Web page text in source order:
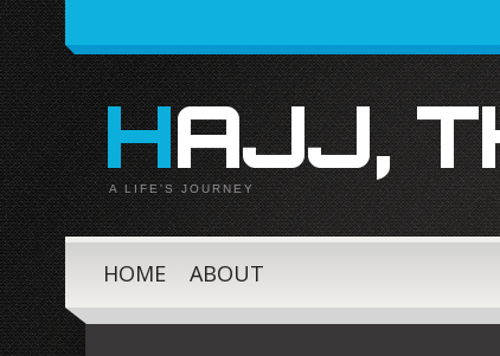
HAJJ,
A LIFE'S JOURNEY
HOME ABOUT